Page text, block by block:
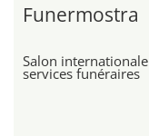
Funermostra
Salon
services funéraires